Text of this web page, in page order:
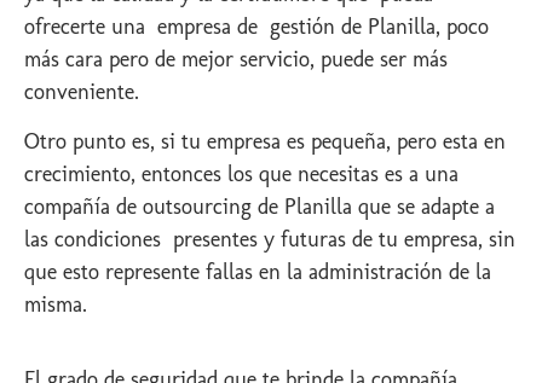
ofrecerte una empresa de gestión de Planilla, poco
más cara pero de mejor servicio, puede ser más
conveniente.
Otro punto es, si tu empresa es pequeña, pero esta en
crecimiento, entonces los que necesitas es a una
compañía de outsourcing de Planilla que se adapte a
las condiciones presentes y futuras de tu empresa, sin
que esto represente fallas en la administración de la
misma.